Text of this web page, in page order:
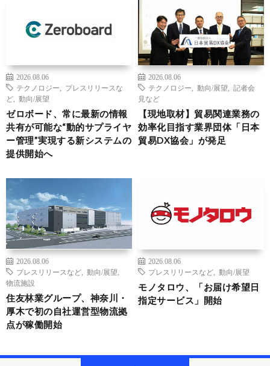
2026.08.06
テクノロジー
プレスリリースな
ど
動向/展望
ゼロボード、常に最新の情報
共有が可能な“動的サプライヤ
ー管理”実現する新システムの
提供開始へ
2026.08.06
テクノロジー
動向/展望
記者会
見など
【現地取材】貿易関連業務の
効率化目指す業界団体「日本
貿易DX協会」が発足
2026.08.06
プレスリリースなど
動向/展望
物流施設
住友林業グループ、神奈川・
厚木で初の自社運営型物流拠
点が稼働開始
2026.08.06
プレスリリースなど
動向/展望
モノタロウ、「お届け希望日
指定サービス」開始